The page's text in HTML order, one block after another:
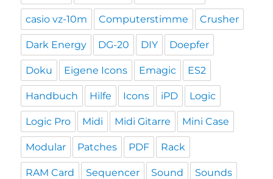
casio vz-10m Computerstimme Crusher
Dark Energy DG-20 DIY Doepfer
Doku Eigene Icons Emagic ES2
Handbuch Hilfe Icons iPD Logic
Logic Pro Midi Midi Gitarre Mini Case
Modular Patches PDF Rack
RAM Card Sequencer Sound Sounds